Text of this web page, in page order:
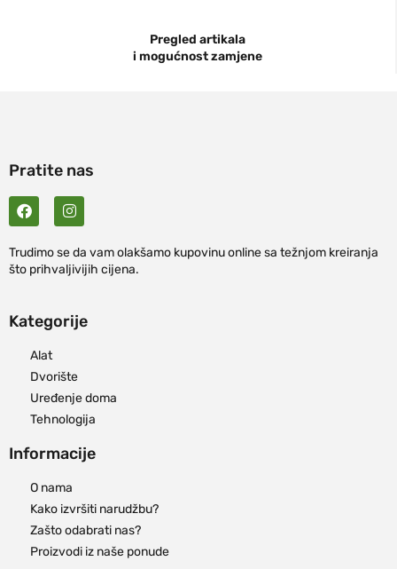
Pregled artikala
i mogućnost zamjene
Pratite nas
Trudimo se da vam olakšamo kupovinu online sa težnjom kreiranja
što prihvaljivijih cijena.
Kategorije
Alat
Dvorište
Uređenje doma
Tehnologija
Informacije
O nama
Kako izvršiti narudžbu?
Zašto odabrati nas?
Proizvodi iz naše ponude